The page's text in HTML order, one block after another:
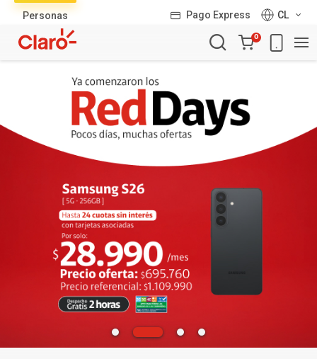
Personas Pago Express
CL
Carro
de
0
productos